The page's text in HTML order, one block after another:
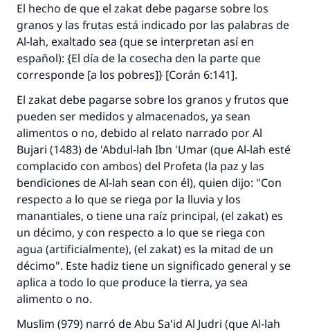
El hecho de que el zakatdebe pagarse sobre los
granos y las frutas está indicado por las palabras de
Al-lah, exaltado sea (que se interpretan así en
español): {El día de la cosecha den la parte que
corresponde [a los pobres]} [Corán 6:141].
El zakatdebe pagarse sobre los granos y frutos que
pueden ser medidos y almacenados, ya sean
alimentos o no, debido al relato narrado por Al
Bujari (1483) de 'Abdul-lah Ibn 'Umar (que Al-lah esté
complacido con ambos) del Profeta (la paz y las
bendiciones de Al-lah sean con él), quien dijo: "Con
respecto a lo que se riega por la lluvia y los
manantiales, o tiene una raíz principal, (el zakat) es
un décimo, y con respecto a lo que se riega con
agua (artificialmente), (el zakat) es la mitad de un
décimo". Este hadiz tiene un significado general y se
aplica a todo lo que produce la tierra, ya sea
alimento o no.
Muslim (979) narró de Abu Sa'id Al Judri (que Al-lah